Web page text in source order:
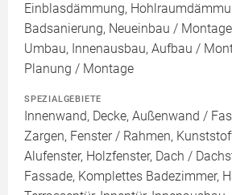
Einblasdämmung,
Badsanierung, Neueinbau /
Umbau, Innenausbau, Aufbau /
Planung / Montage
SPEZIALGEBIETE
Innenwand, Decke, Außenwand /
Zargen, Fenster / Rahmen,
Alufenster, Holzfenster, Dach /
Fassade, Komplettes Badezimmer,